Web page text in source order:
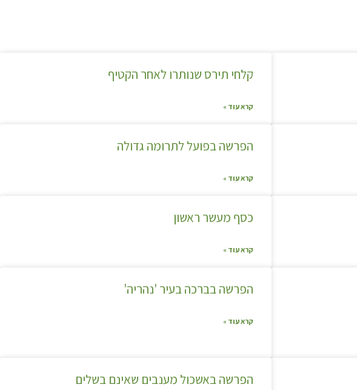
קלחי תירס שנותרו לאחר הקטיף
קרא עוד »
הפרשה בפועל לתרומה גדולה
קרא עוד »
כסף מעשר ראשון
קרא עוד »
הפרשה בברכה בעיר 'נהריה'
קרא עוד »
הפרשה באשכול מענבים שאינם בשלים